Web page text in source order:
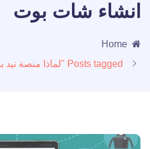
انشاء شات بوت
Home
Posts tagged "لماذا منصة نيد بوت في انشاء شات بوت"